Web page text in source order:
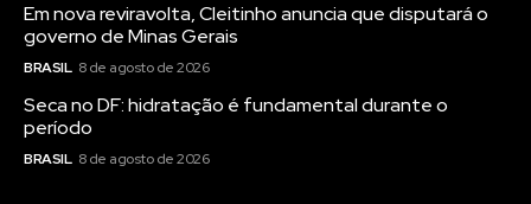
Em nova reviravolta, Cleitinho anuncia que disputará o
governo de Minas Gerais
BRASIL 8 de agosto de 2026
Seca no DF: hidratação é fundamental durante o
período
BRASIL 8 de agosto de 2026